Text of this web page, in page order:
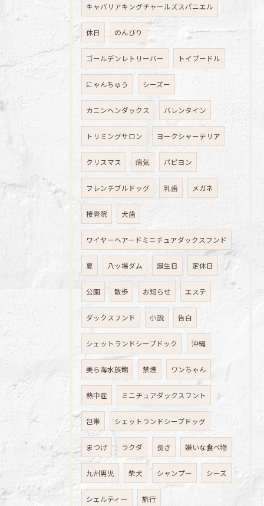
キャバリアキングチャールズスパニエル
休日 のんびり
ゴールデンレトリーバー トイプードル
にゃんちゅう シーズー
カニンヘンダックス バレンタイン
トリミングサロン ヨークシャーテリア
クリスマス 病気 パピヨン
フレンチブルドッグ 乳歯 メガネ
接骨院 犬歯
ワイヤーヘアードミニチュアダックスフンド
夏 八ッ場ダム 誕生日 定休日
公園 散歩 お知らせ エステ
ダックスフンド 小説 告白
シェットランドシープドック 沖縄
美ら海水族館 禁煙 ワンちゃん
熱中症 ミニチュアダックスフント
包帯 シェットランドシープドッグ
まつげ ラクダ 長さ 嫌いな食べ物
九州男児 柴犬 シャンプー シーズ
シェルティー 旅行